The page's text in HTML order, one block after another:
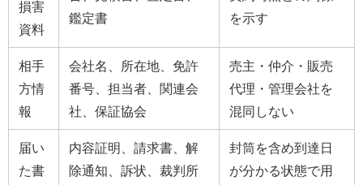
損害
資料
鑑定書
を示す
相手
方情
報
会社名、所在地、免許
番号、担当者、関連会
社、保証協会
売主・仲介・販売
代理・管理会社を
混同しない
届い
た書
内容証明、請求書、解
除通知、訴状、裁判所
封筒を含め到達日
が分かる状態で用